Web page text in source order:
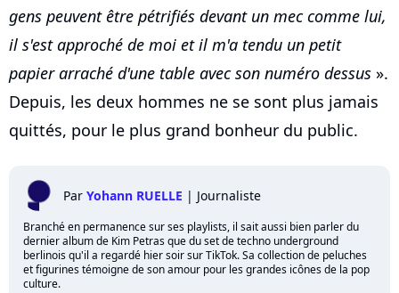
gens peuvent être pétrifiés devant un mec comme lui,
il s'est approché de moi et il m'a tendu un petit
papier arraché d'une table avec son numéro dessus ».
Depuis, les deux hommes ne se sont plus jamais
quittés, pour le plus grand bonheur du public.
Par Yohann RUELLE | Journaliste
Branché en permanence sur ses playlists, il sait aussi bien parler du
dernier album de Kim Petras que du set de techno underground
berlinois qu'il a regardé hier soir sur TikTok. Sa collection de peluches
et figurines témoigne de son amour pour les grandes icônes de la pop
culture.